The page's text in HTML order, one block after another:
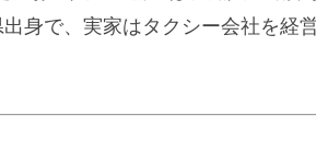
身で、実家はタクシー会社を経